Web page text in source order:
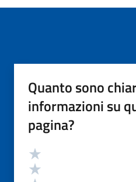
Quanto sono
informazioni su
pagina?
Valutazione